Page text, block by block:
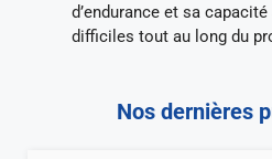
d’endurance et sa
difficiles tout au long du
Nos dernières